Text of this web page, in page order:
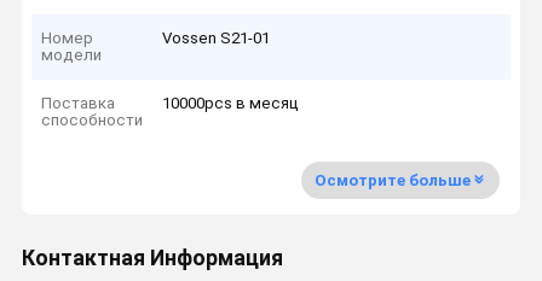
Номер
модели
Vossen S21-01
Поставка
способности
10000pcs в месяц
Осмотрите больше
Контактная Информация